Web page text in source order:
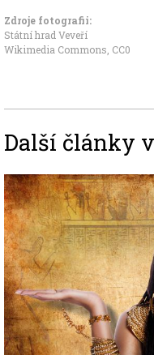
Zdroje fotografii:
Státní hrad Veveří
Wikimedia Commons CC0
Další články
Image